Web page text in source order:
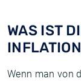
WAS IST
Wenn man von